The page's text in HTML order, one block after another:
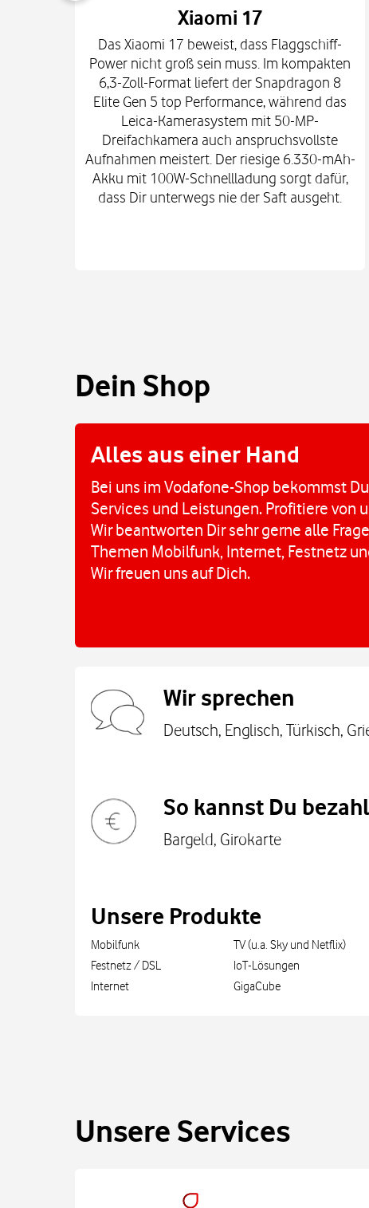
Xiaomi 17
Das Xiaomi 17 beweist, dass Flaggschiff-
Power nicht groß sein muss. Im kompakten
6,3-Zoll-Format liefert der Snapdragon 8
Elite Gen 5 top Performance, während das
Leica-Kamerasystem mit 50-MP-
Dreifachkamera auch anspruchsvollste
Aufnahmen meistert. Der riesige 6.330-mAh-
Akku mit 100W-Schnellladung sorgt dafür,
dass Dir unterwegs nie der Saft ausgeht.
Dein Shop
Alles aus einer Hand
Bei uns im Vodafone-Shop bekommst
Services und Leistungen. Profitiere von
Wir beantworten Dir sehr gerne alle
Themen Mobilfunk, Internet, Festnetz
Wir freuen uns auf Dich.
Wir sprechen
Deutsch, Englisch, Türkisch,
So kannst Du
Bargeld, Girokarte
Unsere Produkte
Mobilfunk
Festnetz / DSL
Internet
TV (u.a. Sky und Netflix)
IoT-Lösungen
GigaCube
Unsere Services